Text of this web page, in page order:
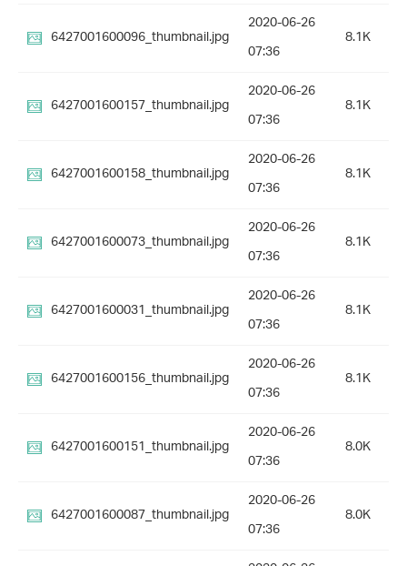
6427001600096_thumbnail.jpg
2020-06-26
07:36
8.1K
6427001600157_thumbnail.jpg
2020-06-26
07:36
8.1K
6427001600158_thumbnail.jpg
2020-06-26
07:36
8.1K
6427001600073_thumbnail.jpg
2020-06-26
07:36
8.1K
6427001600031_thumbnail.jpg
2020-06-26
07:36
8.1K
6427001600156_thumbnail.jpg
2020-06-26
07:36
8.1K
6427001600151_thumbnail.jpg
2020-06-26
07:36
8.0K
6427001600087_thumbnail.jpg
2020-06-26
07:36
8.0K